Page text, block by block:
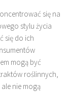
się na
stylu życia
się do ich
mogą być
roślinnych,
nie mogą